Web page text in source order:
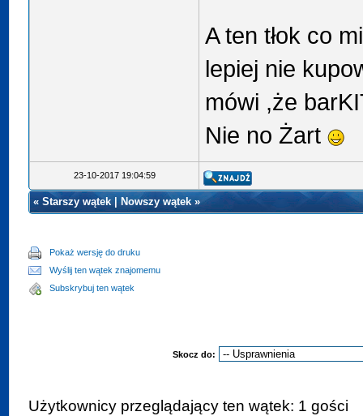
A ten tłok co
lepiej nie
mówi ,że
Nie no Żart
23-10-2017 19:04:59
«Starszy wątek Nowszy wątek»
Pokaż wersję do druku
Wyślij ten wątek znajomemu
Subskrybuj ten wątek
Skocz do:
Użytkownicy przeglądający ten wątek: 1 gości